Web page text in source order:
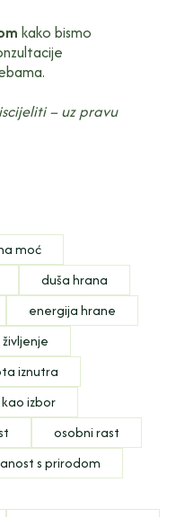
kako bismo
– uz pravu
moć
duša hrana
energija hrane
iznutra
izbor
osobni rast
s prirodom